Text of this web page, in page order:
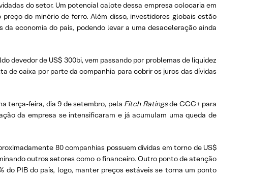
do setor. Um potencial calote dessa empresa colocaria em
do minério de ferro. Além disso, investidores globais estão
economia do país, podendo levar a uma desaceleração ainda
devedor de US$ 300bi, vem passando por problemas de liquidez
de caixa por parte da companhia para cobrir os juros das dívidas
terça-feira, dia 9 de setembro, pela Fitch Ratingsde CCC+ para
da empresa se intensificaram e já acumulam uma queda de
80 companhias possuem dívidas em torno de US$
outros setores como o financeiro. Outro ponto de atenção
do PIB do país, logo, manter preços estáveis se torna um ponto